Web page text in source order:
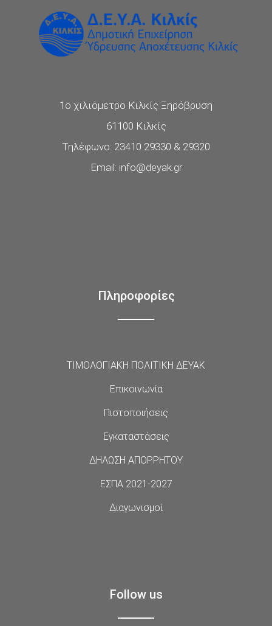
1ο χιλιόμετρο Κιλκίς Ξηρόβρυση
61100 Κιλκίς
Τηλέφωνο: 23410 29330 & 29320
Email: info@deyak.gr
Πληροφορίες
ΤΙΜΟΛΟΓΙΑΚΗ ΠΟΛΙΤΙΚΗ ΔΕΥΑΚ
Επικοινωνία
Πιστοποιήσεις
Εγκαταστάσεις
ΔΗΛΩΣΗ ΑΠΟΡΡΗΤΟΥ
ΕΣΠΑ 2021-2027
Διαγωνισμοί
Follow us